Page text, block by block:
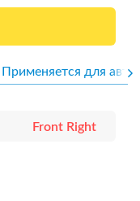
Применяется для авто
Front Right